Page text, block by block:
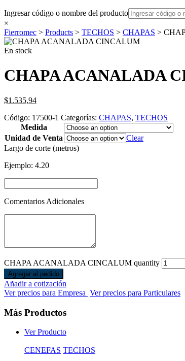
Ingresar código o nombre del producto
×
Fierromec > Products > TECHOS > CHAPAS >
En stock
CHAPA ACANALADA
$1.535,94
Código: 17500-1 Categorías: CHAPAS, TECHOS
Medida
Unidad de Venta
Clear
Largo de corte (metros)
Ejemplo: 4.20
Comentarios Adicionales
CHAPA ACANALADA CINCALUM quantity
Agregar al pedido
Añadir a cotización
Ver precios para Empresa Ver precios para Particulares
Más Productos
Ver Producto
CENEFAS TECHOS